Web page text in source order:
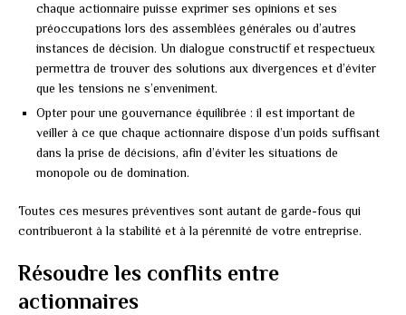
chaque actionnaire puisse exprimer ses opinions et ses
préoccupations lors des assemblées générales ou d’autres
instances de décision. Un dialogue constructif et respectueux
permettra de trouver des solutions aux divergences et d’éviter
que les tensions ne s’enveniment.
Opter pour une gouvernance équilibrée : il est important de
veiller à ce que chaque actionnaire dispose d’un poids suffisant
dans la prise de décisions, afin d’éviter les situations de
monopole ou de domination.
Toutes ces mesures préventives sont autant de garde-fous qui
contribueront à la stabilité et à la pérennité de votre entreprise.
Résoudre les conflits entre
actionnaires